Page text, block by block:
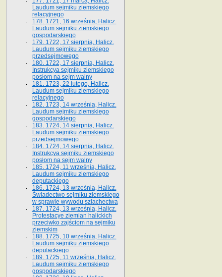
Laudum sejmiku ziemskiego
relacyjnego
178. 1721, 16 września, Halicz.
Laudum sejmiku ziemskiego
gospodarskiego
179. 1722, 17 sierpnia, Halicz.
Laudum sejmiku ziemskiego
przedsejmowego
180. 1722, 17 sierpnia, Halicz.
Instrukcya sejmiku ziemskiego
posłom na sejm walny
181. 1723, 22 lutego, Halicz.
Laudum sejmiku ziemskiego
relacyjnego
182. 1723, 14 września, Halicz.
Laudum sejmiku ziemskiego
gospodarskiego
183. 1724, 14 sierpnia, Halicz.
Laudum sejmiku ziemskiego
przedsejmowego
184. 1724, 14 sierpnia, Halicz.
Instrukcya sejmiku ziemskiego
posłom na sejm walny
185. 1724, 11 września, Halicz.
Laudum sejmiku ziemskiego
deputackiego
186. 1724, 13 września, Halicz.
Świadectwo sejmiku ziemskiego
w sprawie wywodu szlachectwa
187. 1724, 13 września, Halicz.
Protestacye ziemian halickich
przeciwko zajściom na sejmiku
ziemskim
188. 1725, 10 września, Halicz.
Laudum sejmiku ziemskiego
deputackiego
189. 1725, 11 września, Halicz.
Laudum sejmiku ziemskiego
gospodarskiego